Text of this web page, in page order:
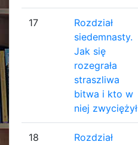
17
Rozdział
siedemnasty.
Jak się
rozegrała
straszliwa
bitwa i kto w
niej zwyciężył
18
Rozdział